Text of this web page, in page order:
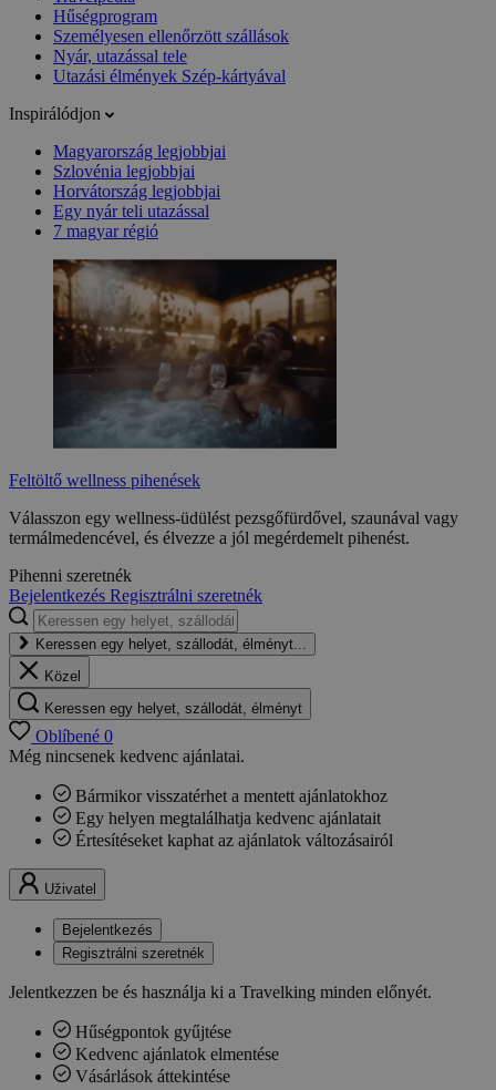
Hűségprogram
Személyesen ellenőrzött szállások
Nyár, utazással tele
Utazási élmények Szép-kártyával
Inspirálódjon
Magyarország legjobbjai
Szlovénia legjobbjai
Horvátország legjobbjai
Egy nyár teli utazással
7 magyar régió
Feltöltő wellness pihenések
Válasszon egy wellness-üdülést pezsgőfürdővel, szaunával vagy
termálmedencével, és élvezze a jól megérdemelt pihenést.
Pihenni szeretnék
Bejelentkezés Regisztrálni szeretnék
Keressen egy helyet, szállodát, élményt...
Közel
Keressen egy helyet, szállodát, élményt
Oblíbené 0
Még nincsenek kedvenc ajánlatai.
Bármikor visszatérhet a mentett ajánlatokhoz
Egy helyen megtalálhatja kedvenc ajánlatait
Értesítéseket kaphat az ajánlatok változásairól
Uživatel
Bejelentkezés
Regisztrálni szeretnék
Jelentkezzen be és használja ki a Travelking minden előnyét.
Hűségpontok gyűjtése
Kedvenc ajánlatok elmentése
Vásárlások áttekintése